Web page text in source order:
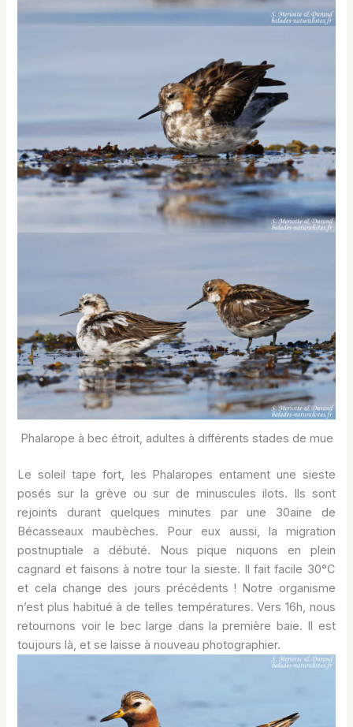
Phalarope à bec étroit, adultes à différents stades de mue
Le soleil tape fort, les Phalaropes entament une sieste
posés sur la grève ou sur de minuscules ilots. Ils sont
rejoints durant quelques minutes par une 30aine de
Bécasseaux maubèches. Pour eux aussi, la migration
postnuptiale a débuté. Nous pique niquons en plein
cagnard et faisons à notre tour la sieste. Il fait facile 30°C
et cela change des jours précédents ! Notre organisme
n’est plus habitué à de telles températures. Vers 16h, nous
retournons voir le bec large dans la première baie. Il est
toujours là, et se laisse à nouveau photographier.